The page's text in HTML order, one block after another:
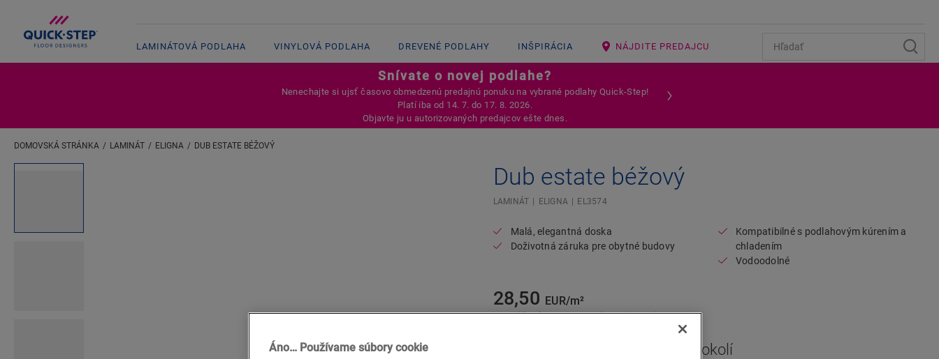
LAMINÁTOVÁ PODLAHA VINYLOVÁ PODLAHA DREVENÉ PODLAHY INŠPIRÁCIA NÁJDITE PREDAJCU
Snívate o novej podlahe?
Nenechajte si ujsť časovo obmedzenú predajnú ponuku na vybrané podlahy Quick-Step!
Platí iba od 14. 7. do 17. 8. 2026.
Objavte ju u autorizovaných predajcov ešte dnes.
DOMOVSKÁ STRÁNKA LAMINÁT ELIGNA DUB ESTATE BÉŽOVÝ
Open image in lightbox
Dub estate béžový
LAMINÁT ELIGNA EL3574
Malá, elegantná doska
Doživotná záruka pre obytné budovy
Kompatibilné s podlahovým kúrením a
chladením
Vodoodolné
28,50 EUR/m²
Odporúčaná maloobchodná cena (s DPH)
Nájdite predajcu vo svojom okolí
Áno… Používame súbory cookie